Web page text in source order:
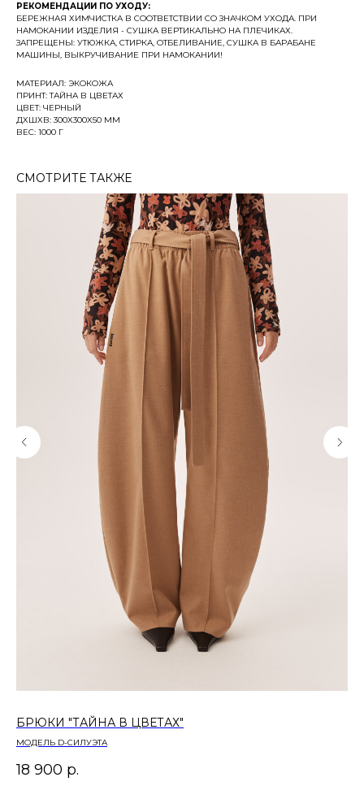
РЕКОМЕНДАЦИИ ПО УХОДУ:
БЕРЕЖНАЯ ХИМЧИСТКА В СООТВЕТСТВИИ СО ЗНАЧКОМ УХОДА. ПРИ
НАМОКАНИИ ИЗДЕЛИЯ - СУШКА ВЕРТИКАЛЬНО НА ПЛЕЧИКАХ.
ЗАПРЕЩЕНЫ: УТЮЖКА, СТИРКА, ОТБЕЛИВАНИЕ, СУШКА В БАРАБАНЕ
МАШИНЫ, ВЫКРУЧИВАНИЕ ПРИ НАМОКАНИИ!
МАТЕРИАЛ: ЭКОКОЖА
ПРИНТ: ТАЙНА В ЦВЕТАХ
ЦВЕТ: ЧЕРНЫЙ
ДXШXВ: 300X300X50 ММ
ВЕС: 1000 Г
СМОТРИТЕ ТАКЖЕ
БРЮКИ "ТАЙНА В ЦВЕТАХ"
МОДЕЛЬ D-СИЛУЭТА
18 900 р.